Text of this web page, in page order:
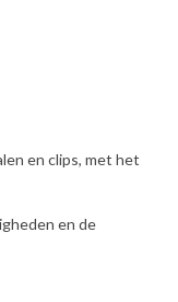
en clips, met het
en de